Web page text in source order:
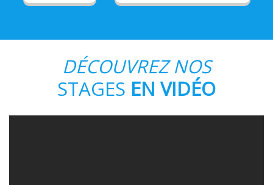
DÉCOUVREZ NOS
STAGES EN VIDÉO